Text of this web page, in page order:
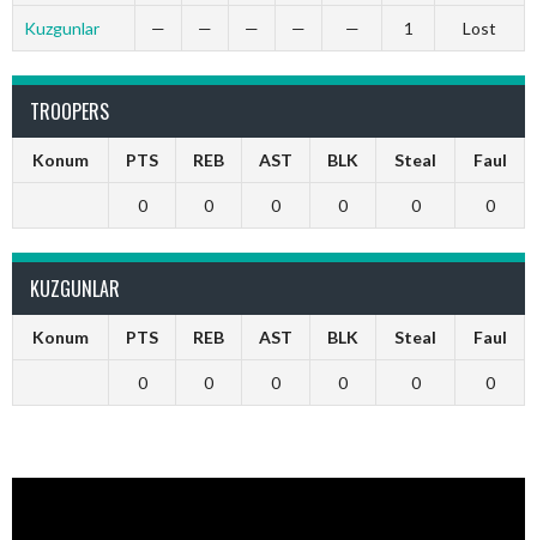
Kuzgunlar — — — — — 1 Lost
TROOPERS
Konum PTS REB AST BLK Steal Faul
0 0 0 0 0 0
KUZGUNLAR
Konum PTS REB AST BLK Steal Faul
0 0 0 0 0 0